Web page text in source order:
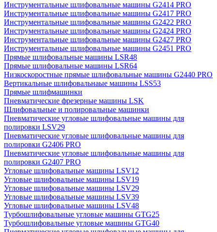
Инструментальные шлифовальные машины G2414 PRO
Инструментальные шлифовальные машины G2417 PRO
Инструментальные шлифовальные машины G2422 PRO
Инструментальные шлифовальные машины G2424 PRO
Инструментальные шлифовальные машины G2427 PRO
Инструментальные шлифовальные машины G2451 PRO
Прямые шлифовальные машины LSR48
Прямые шлифовальные машины LSR64
Низкоскоростные прямые шлифовальные машины G2440 PRO
Вертикальные шлифовальнаые машины LSS53
Прямые шлифмашинки
Пневматические фрезерные машины LSK
Шлифовальные и полировальные машинки
Пневматические угловые шлифовальные машины для
полировки LSV29
Пневматические угловые шлифовальные машины для
полировки G2406 PRO
Пневматические угловые шлифовальные машины для
полировки G2407 PRO
Угловые шлифовальные машины LSV12
Угловые шлифовальные машины LSV19
Угловые шлифовальные машины LSV29
Угловые шлифовальные машины LSV39
Угловые шлифовальные машины LSV48
Турбошлифовальные угловые машины GTG25
Турбошлифовальные угловые машины GTG40